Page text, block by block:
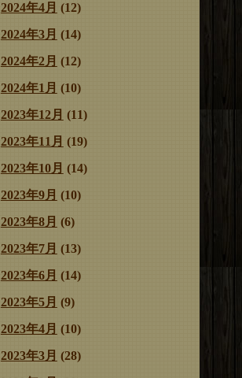
2024年4月 (12)
2024年3月 (14)
2024年2月 (12)
2024年1月 (10)
2023年12月 (11)
2023年11月 (19)
2023年10月 (14)
2023年9月 (10)
2023年8月 (6)
2023年7月 (13)
2023年6月 (14)
2023年5月 (9)
2023年4月 (10)
2023年3月 (28)